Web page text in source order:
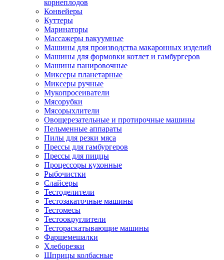
корнеплодов
Конвейеры
Куттеры
Маринаторы
Массажеры вакуумные
Машины для производства макаронных изделий
Машины для формовки котлет и гамбургеров
Машины панировочные
Миксеры планетарные
Миксеры ручные
Мукопросеиватели
Мясорубки
Мясорыхлители
Овощерезательные и протирочные машины
Пельменные аппараты
Пилы для резки мяса
Прессы для гамбургеров
Прессы для пиццы
Процессоры кухонные
Рыбочистки
Слайсеры
Тестоделители
Тестозакаточные машины
Тестомесы
Тестоокруглители
Тестораскатывающие машины
Фаршемешалки
Хлеборезки
Шприцы колбасные